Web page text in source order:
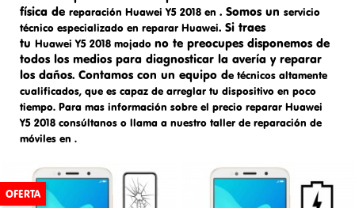
física de reparación Huawei Y5 2018 en . Somos un servicio
técnico especializado en reparar Huawei. Si traes
tu Huawei Y5 2018 mojado no te preocupes disponemos de
todos los medios para diagnosticar la avería y reparar
los daños. Contamos con un equipo de técnicos altamente
cualificados, que es capaz de arreglar tu dispositivo en poco
tiempo. Para mas información sobre el precio reparar Huawei
Y5 2018 consúltanos o llama a nuestro taller de reparación de
móviles en .
OFERTA